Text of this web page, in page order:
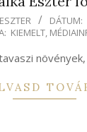
DÁTUM:
KIEMELT,